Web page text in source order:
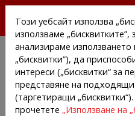
АГЕНЦИИТЕ
Този уебсайт използва
използваме
анализираме
„бисквитки”), да
интереси („бисквитки“ за
представяне на
(таргетиращи
прочетете „Използване на